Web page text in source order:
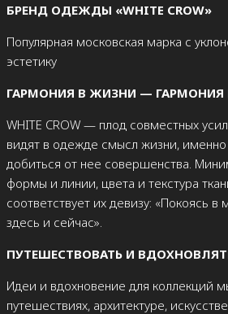
БРЕНД ОДЕЖДЫ «WHITE CROW»
Популярная московская марка с
эстетику
ГАРМОНИЯ В ЖИЗНИ — ГАРМОНИЯ
WHITE CROW — плод совместных
видят в одежде смысл жизни, именно
добиться от нее совершенства.
формы и линии, цвета и текстура
соответствует их девизу: «Покоясь
здесь и сейчас».
ПУТЕШЕСТВОВАТЬ И
Идеи и вдохновение для коллекций
путешествиях, архитектуре,